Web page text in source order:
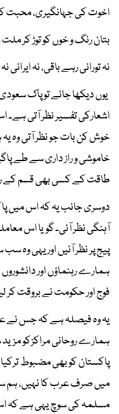
اخوت کی جہانگیری، محبت
بتان رنگ و خوں کو توڑ کر
نہ تورانی رہے باقی، نہ ایرانی
یوں دیکھا جائے تو پاک
اشعارکی تفسیر نظر آتی
خوش کن بات جو نظر آتی وہ
خاموشی و راز داری سے طے
طاقت کے کسی بھی قسم کے
دوسری جانب یہ کہ اس میں
آہنگی نظر آئی۔ گویا اس
پیج پر نظر آئیں اور یہی
ہمارے رہنماؤں اور
فوج اور حکومت نے بروقت کر
یہ وہ فیصلہ ہے کہ جس نے
ہمارے روحانی مراکزکو
پاکستان کو بھی مضبوط
میں صرف عرب کا نہیں، ہم
مسلمہ کی سوچ یہی ہے کہ